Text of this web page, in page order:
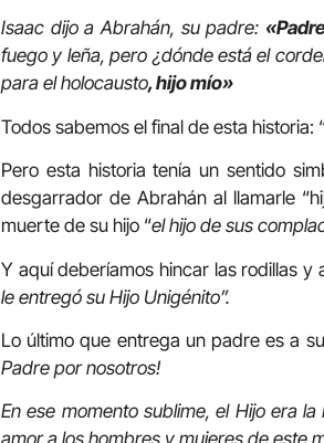
Isaac dijo a Abrahán, su padre:
fuego y leña, pero ¿dónde está el
para el holocausto, hijo mío»
Todos sabemos el final de esta historia:
Pero esta historia tenía un sentido
desgarrador de Abrahán al llamarle
muerte de su hijo “el hijo de sus
Y aquí deberíamos hincar las rodillas
le entregó su Hijo Unigénito”.
Lo último que entrega un padre es a
Padre por nosotros!
En ese momento sublime, el Hijo era